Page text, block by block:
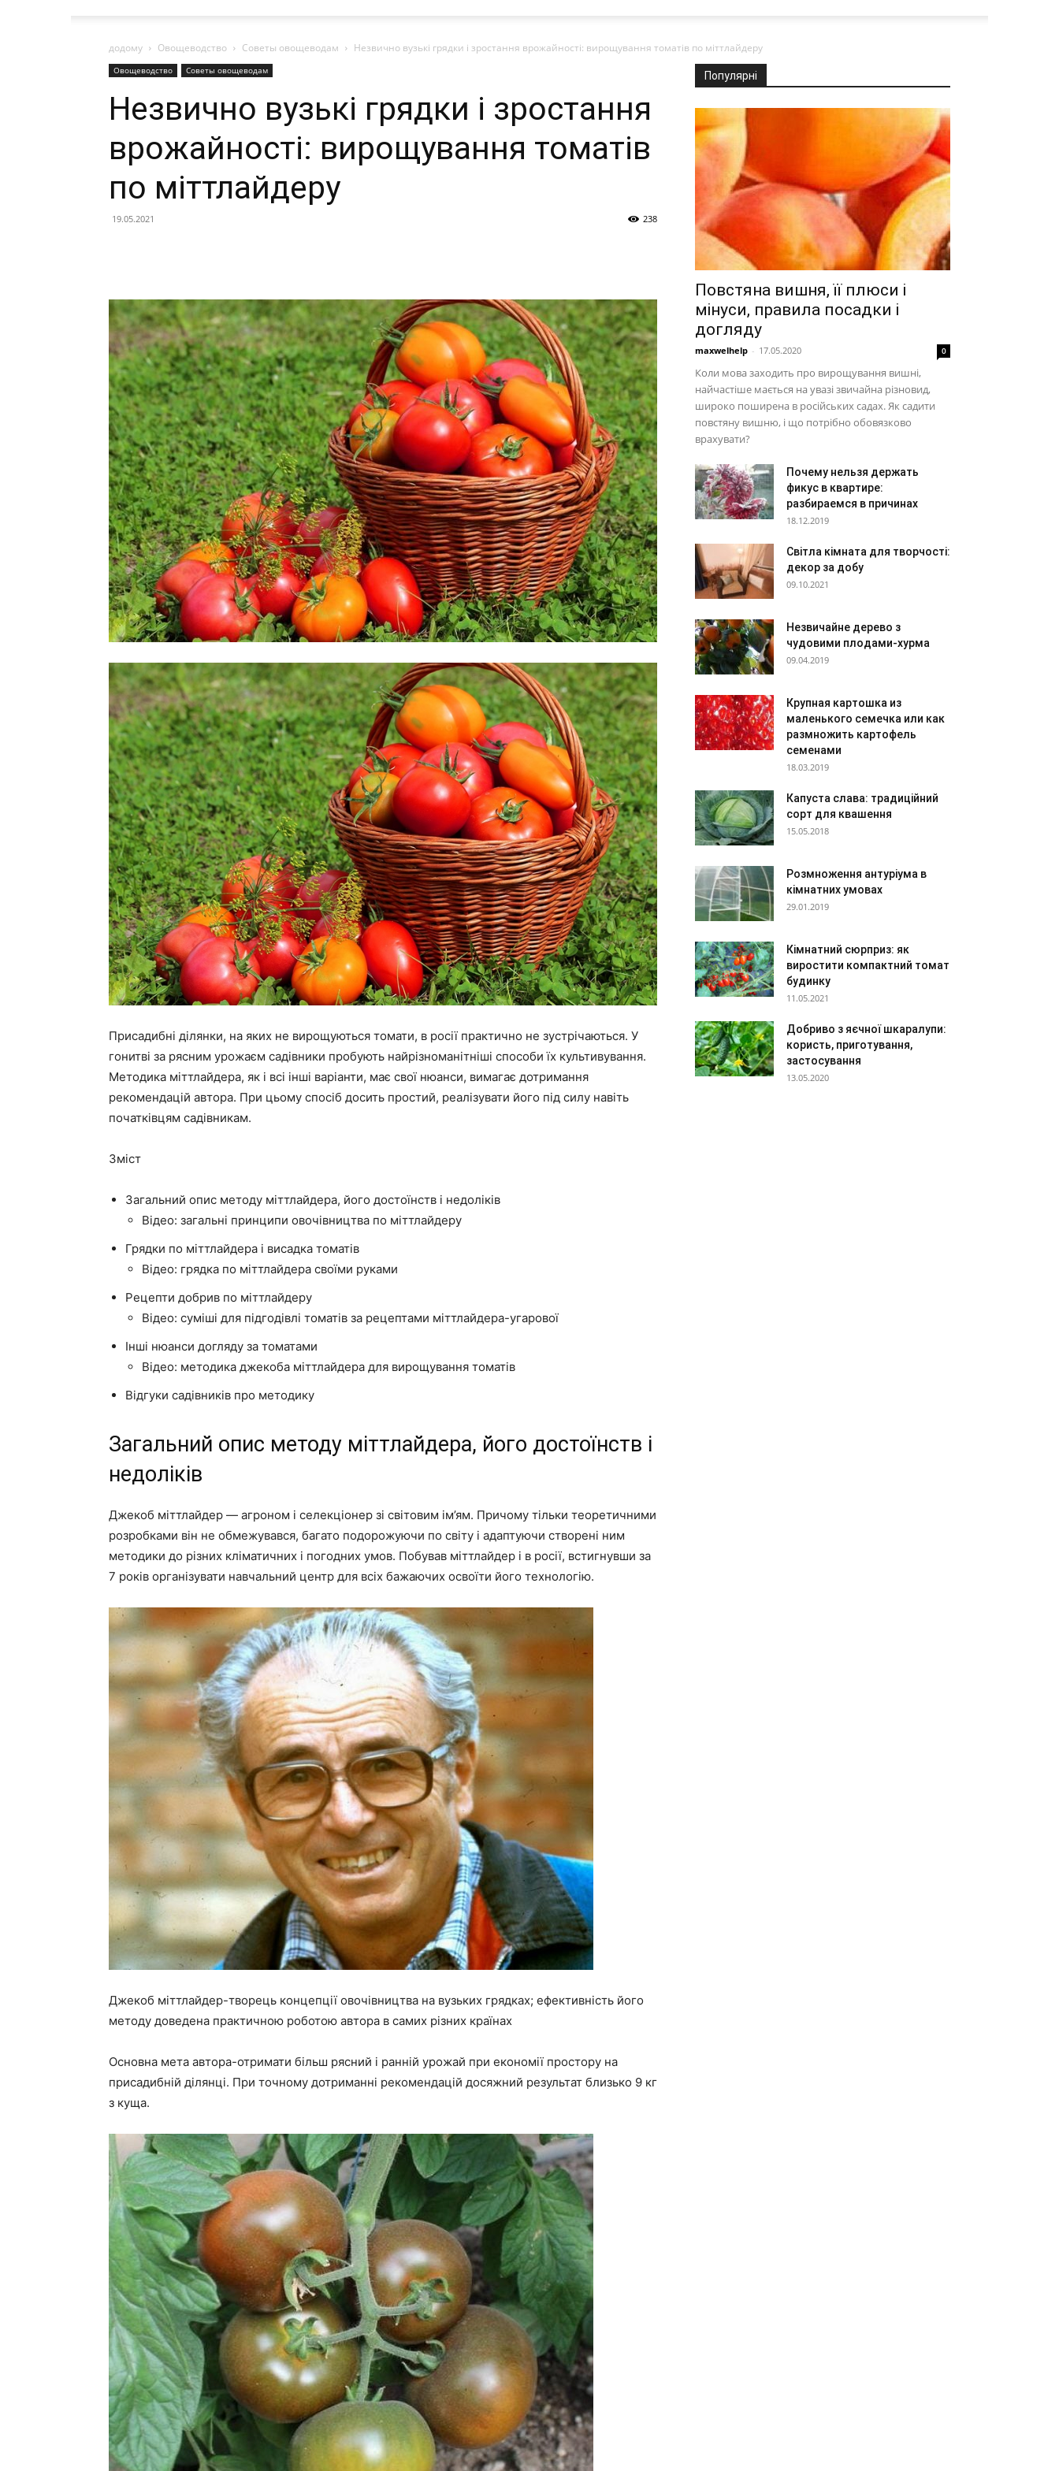
додому Овощеводство Советы овощеводам Незвично вузькі грядки і зростання врожайності: вирощування томатів по міттлайдеру
Овощеводство Советы овощеводам
Незвично вузькі грядки і зростання
врожайності: вирощування томатів
по міттлайдеру
19.05.2021 238
Присадибні ділянки, на яких не вирощуються томати, в росії практично не зустрічаються. У
гонитві за рясним урожаєм садівники пробують найрізноманітніші способи їх культивування.
Методика міттлайдера, як і всі інші варіанти, має свої нюанси, вимагає дотримання
рекомендацій автора. При цьому спосіб досить простий, реалізувати його під силу навіть
початківцям садівникам.
Зміст
Загальний опис методу міттлайдера, його достоїнств і недоліків
Відео: загальні принципи овочівництва по міттлайдеру
Грядки по міттлайдера і висадка томатів
Відео: грядка по міттлайдера своїми руками
Рецепти добрив по міттлайдеру
Відео: суміші для підгодівлі томатів за рецептами міттлайдера-угарової
Інші нюанси догляду за томатами
Відео: методика джекоба міттлайдера для вирощування томатів
Відгуки садівників про методику
Загальний опис методу міттлайдера, його достоїнств і
недоліків
Джекоб міттлайдер — агроном і селекціонер зі світовим ім’ям. Причому тільки теоретичними
розробками він не обмежувався, багато подорожуючи по світу і адаптуючи створені ним
методики до різних кліматичних і погодних умов. Побував міттлайдер і в росії, встигнувши за
7 років організувати навчальний центр для всіх бажаючих освоїти його технологію.
Джекоб міттлайдер-творець концепції овочівництва на вузьких грядках; ефективність його
методу доведена практичною роботою автора в самих різних країнах
Основна мета автора-отримати більш рясний і ранній урожай при економії простору на
присадибній ділянці. При точному дотриманні рекомендацій досяжний результат близько 9 кг
з куща.
Популярні
Повстяна вишня, її плюси і
мінуси, правила посадки і
догляду
maxwelhelp - 17.05.2020 0
Коли мова заходить про вирощування вишні,
найчастіше мається на увазі звичайна різновид,
широко поширена в російських садах. Як садити
повстяну вишню, і що потрібно обовязково
врахувати?
Почему нельзя держать
фикус в квартире:
разбираемся в причинах
18.12.2019
Світла кімната для творчості:
декор за добу
09.10.2021
Незвичайне дерево з
чудовими плодами-хурма
09.04.2019
Крупная картошка из
маленького семечка или как
размножить картофель
семенами
18.03.2019
Капуста слава: традиційний
сорт для квашення
15.05.2018
Розмноження антуріума в
кімнатних умовах
29.01.2019
Кімнатний сюрприз: як
виростити компактний томат
будинку
11.05.2021
Добриво з яєчної шкаралупи:
користь, приготування,
застосування
13.05.2020